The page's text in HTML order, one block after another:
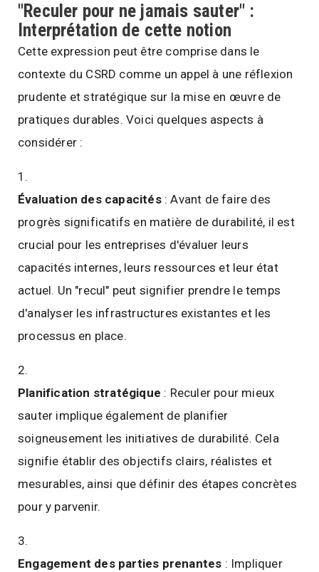
"Reculer pour ne jamais sauter" :
Interprétation de cette notion
Cette expression peut être comprise dans le
contexte du CSRD comme un appel à une réflexion
prudente et stratégique sur la mise en œuvre de
pratiques durables. Voici quelques aspects à
considérer :
Évaluation des capacités: Avant de faire des
progrès significatifs en matière de durabilité, il est
crucial pour les entreprises d'évaluer leurs
capacités internes, leurs ressources et leur état
actuel. Un "recul" peut signifier prendre le temps
d'analyser les infrastructures existantes et les
processus en place.
Planification stratégique : Reculer pour mieux
sauter implique également de planifier
soigneusement les initiatives de durabilité. Cela
signifie établir des objectifs clairs, réalistes et
mesurables, ainsi que définir des étapes concrètes
pour y parvenir.
Engagement des parties prenantes : Impliquer